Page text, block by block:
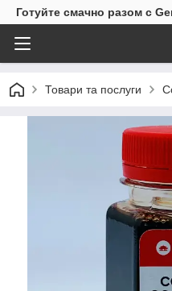
Готуйте смачно разом с
Товари та послуги